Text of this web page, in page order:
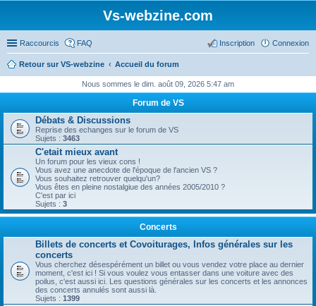
Vs-webzine.com
Raccourcis FAQ Connexion
Inscription
Retour sur VS-webzine Accueil du forum
Nous sommes le dim. août 09, 2026 5:47 am
Forum de VS
Débats & Discussions
Reprise des echanges sur le forum de VS
Sujets : 3463
C'etait mieux avant
Un forum pour les vieux cons !
Vous avez une anecdote de l'époque de l'ancien VS ?
Vous souhaitez retrouver quelqu'un?
Vous êtes en pleine nostalgiue des années 2005/2010 ?
C'est par ici
Sujets : 3
Concerts
Billets de concerts et Covoiturages, Infos générales sur les
concerts
Vous cherchez désespérément un billet ou vous vendez votre place au dernier
moment, c'est ici ! Si vous voulez vous entasser dans une voiture avec des
poilus, c'est aussi ici. Les questions générales sur les concerts et les annonces
des concerts annulés sont aussi là.
Sujets : 1399